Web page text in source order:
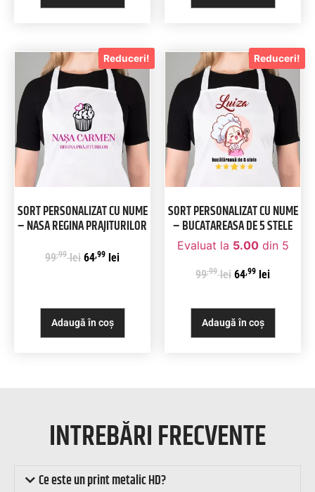
Reduceri!
SORT PERSONALIZAT CU NUME
– NASA REGINA PRAJITURILOR
99,99 lei 64,99 lei
Adaugă în coș
Reduceri!
SORT PERSONALIZAT CU NUME
– BUCATAREASA DE 5 STELE
Evaluat la 5.00din 5
99,99 lei 64,99 lei
Adaugă în coș
INTREBĂRI FRECVENTE
Ce este un print metalic HD?